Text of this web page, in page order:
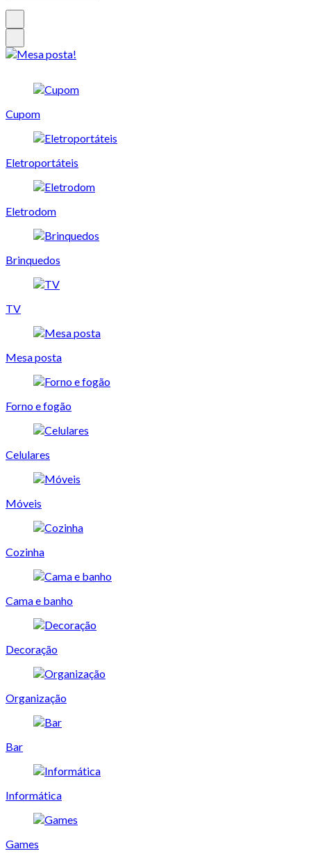
Cupom
Eletroportáteis
Eletrodom
Brinquedos
TV
Mesa posta
Forno e fogão
Celulares
Móveis
Cozinha
Cama e banho
Decoração
Organização
Bar
Informática
Games